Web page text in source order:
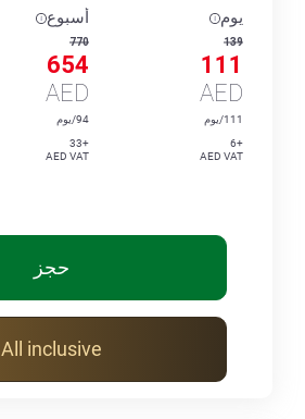
يوم
139
111
AED
111/يوم
+6
AED VAT
أسبوع
770
654
AED
94/يوم
+33
AED VAT
حجز
All inclusive